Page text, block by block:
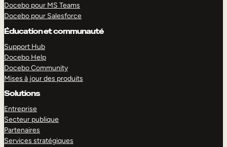
Docebo pour MS Teams
Docebo pour Salesforce
Éducation et communauté
Support Hub
Docebo Help
Docebo Community
Mises à jour des produits
Solutions
Entreprise
Secteur publique
Partenaires
Services stratégiques